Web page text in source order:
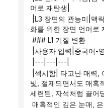
어로 재탄생|
화를 위한 장면 언어로
### L1 기질 변환
|사용자 입력|중국어-
|---|---|---|
빛, 절제되면서도 매혹
세련된, 자석처럼 끌어